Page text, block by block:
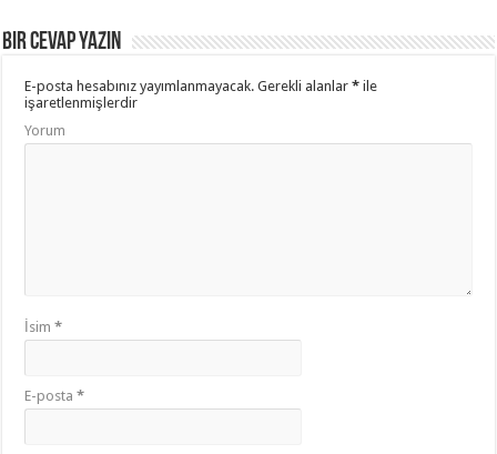
Bir cevap yazın
E-posta hesabınız yayımlanmayacak. Gerekli alanlar* ile
işaretlenmişlerdir
Yorum
İsim*
E-posta*